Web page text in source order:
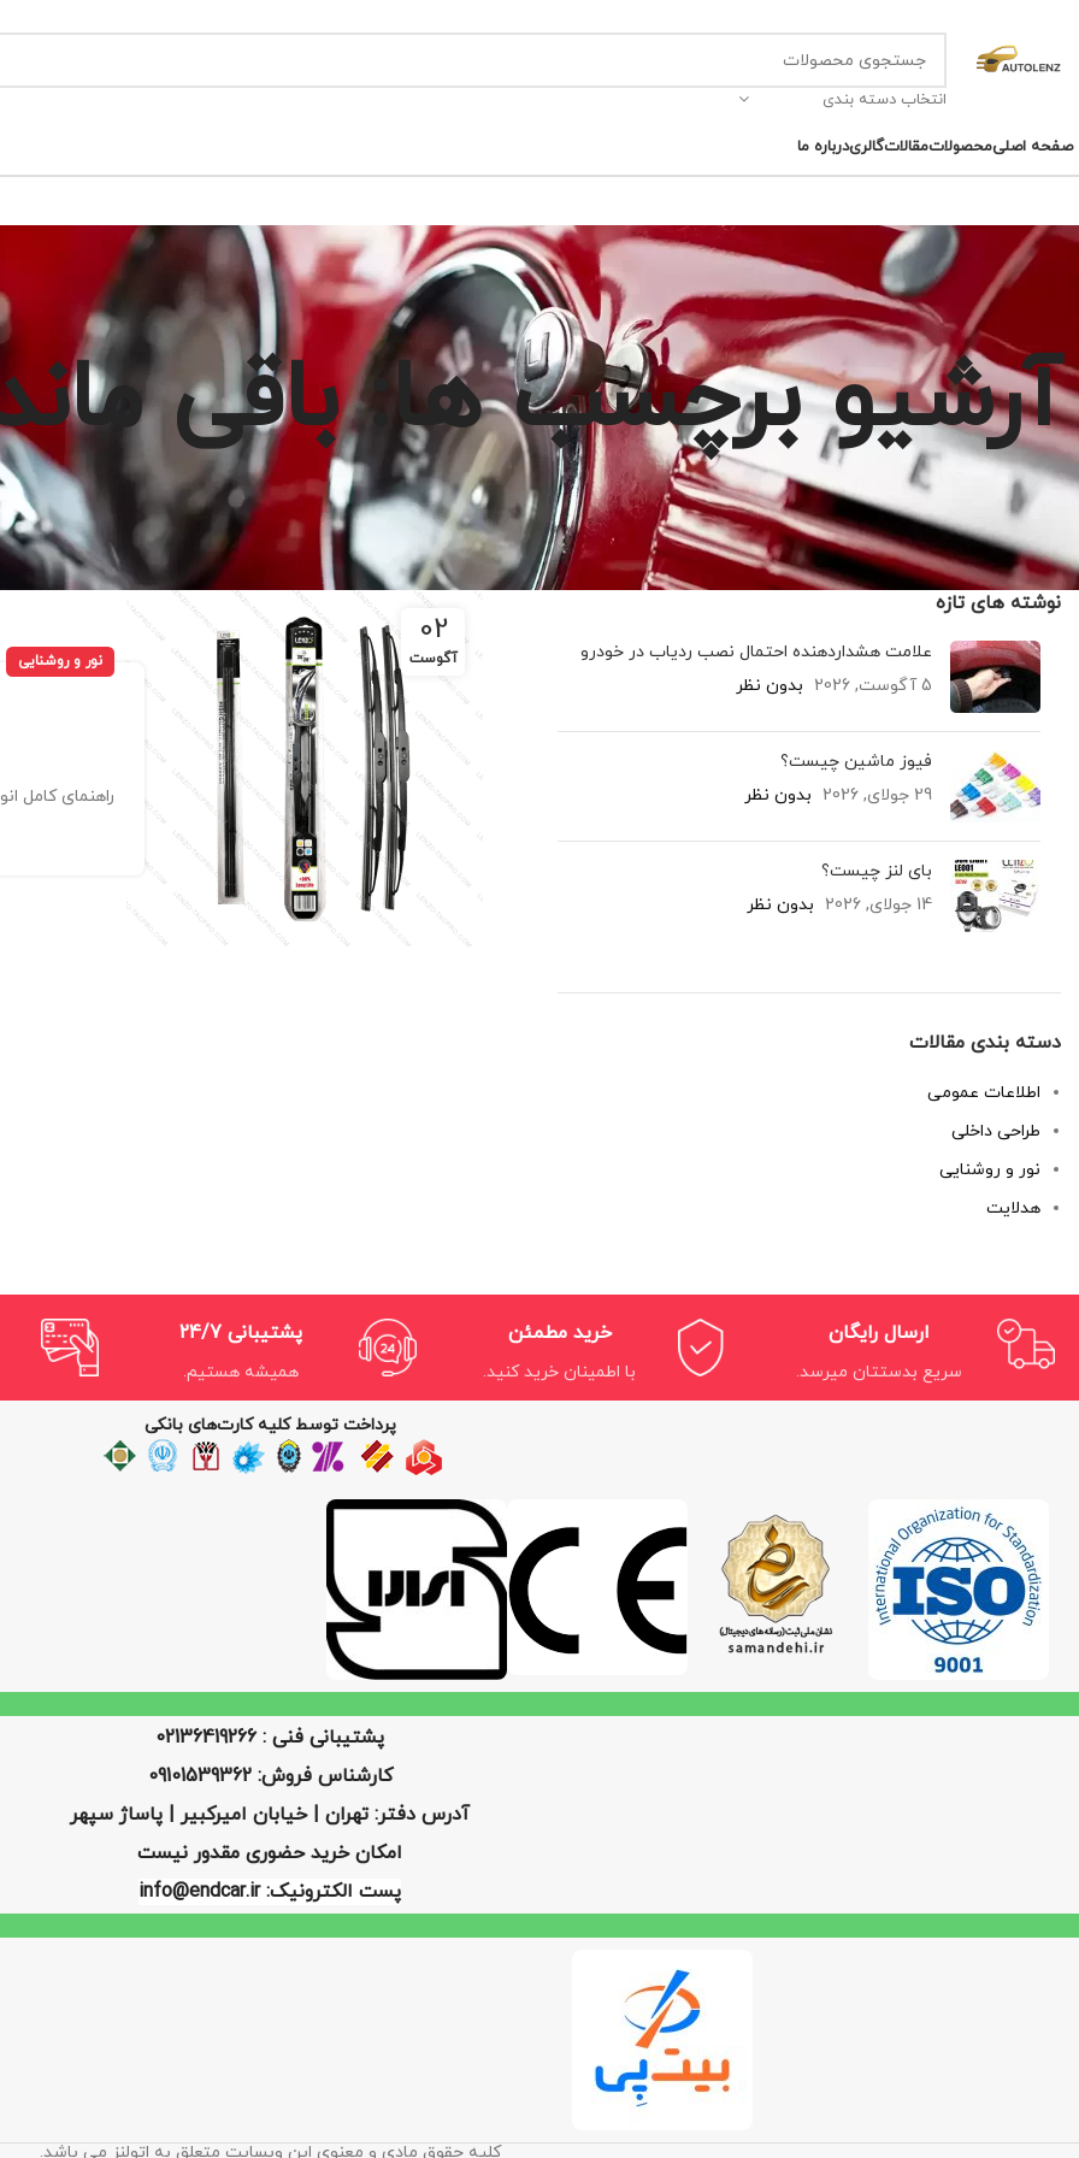
انتخاب دسته بندی
صفحه اصلیمحصولاتمقالاتگالریدرباره ما
آرشیو برچسب ها: باقی
02
آگوست نور و روشنایی
راهنمای کامل
نوشته های تازه
علامت هشداردهنده احتمال نصب ردیاب در خودرو
5 آگوست, 2026
بدون نظر
فیوز ماشین چیست؟
29 جولای, 2026
بدون نظر
بای لنز چیست؟
14 جولای, 2026
بدون نظر
دسته بندی مقالات
اطلاعات عمومی
طراحی داخلی
نور و روشنایی
هدلایت
ارسال رایگان
سریع بدستتان میرسد.
خرید مطمئن
با اطمینان خرید کنید.
پشتیبانی 24/7
همیشه هستیم.
پرداخت توسط کلیه کارت‌های بانکی
پشتیبانی فنی : 02136419266
کارشناس فروش: 09101539362
آدرس دفتر: تهران | خیابان امیرکبیر | پاساژ سپهر
امکان خرید حضوری مقدور نیست
پست الکترونیک: info@endcar.ir
کلیه حقوق مادی و معنوی این وبسایت متعلق به اتولنز می باشد.